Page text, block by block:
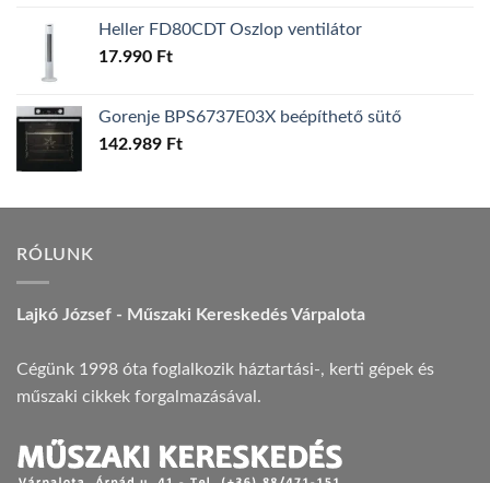
Heller FD80CDT Oszlop ventilátor
17.990 Ft
Gorenje BPS6737E03X beépíthető sütő
142.989 Ft
RÓLUNK
Lajkó József - Műszaki Kereskedés Várpalota
Cégünk 1998 óta foglalkozik háztartási-, kerti gépek és
műszaki cikkek forgalmazásával.